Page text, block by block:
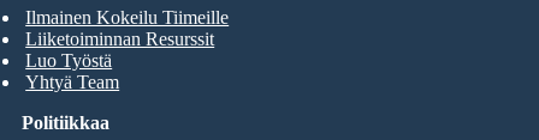
Ilmainen Kokeilu Tiimeille
Liiketoiminnan Resurssit
Luo Työstä
Yhtyä Team
Politiikkaa